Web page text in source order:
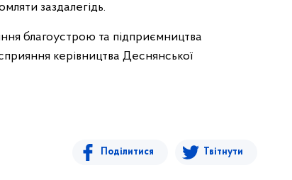
заздалегідь.
благоустрою та підприємництва
керівництва Деснянської
Поділитися Твітнути